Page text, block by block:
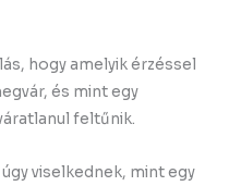
hogy amelyik érzéssel
és mint egy
feltűnik.
viselkednek, mint egy